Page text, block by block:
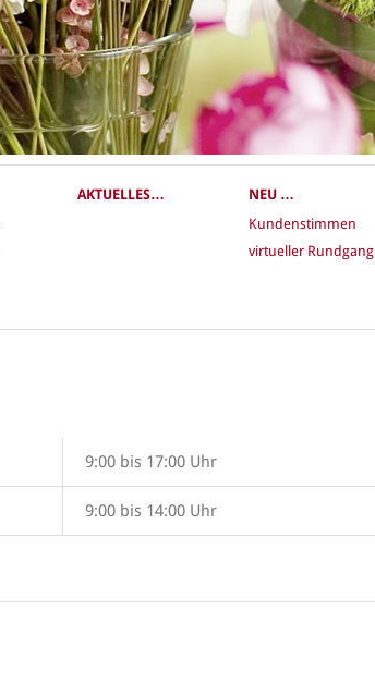
AKTUELLES…
NEU …
Kundenstimmen
virtueller Rundgang
9:00 bis 17:00 Uhr
9:00 bis 14:00 Uhr